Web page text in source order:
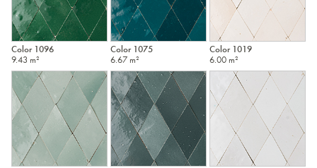
Color 1096
9.43 m²
Color 1075
6.67 m²
Color 1019
6.00 m²